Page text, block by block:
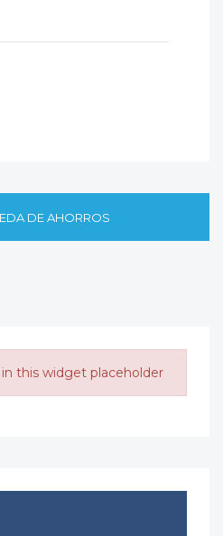
DE AHORROS
this widget placeholder